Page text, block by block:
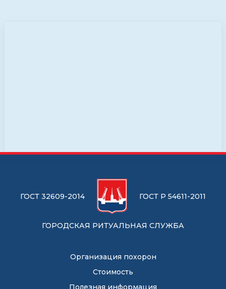
ГОСТ 32609-2014 ГОСТ Р 54611-2011
ГОРОДСКАЯ РИТУАЛЬНАЯ СЛУЖБА
Организация похорон
Стоимость